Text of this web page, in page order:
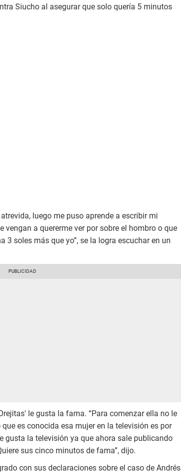
Siucho al asegurar que solo quería 5 minutos
luego me puso aprende a escribir mi
vengan a quererme ver por sobre el hombro o que
3 soles más que yo”, se la logra escuchar en un
le gusta la fama. “Para comenzar ella no le
es conocida esa mujer en la televisión es por
gusta la televisión ya que ahora sale publicando
sus cinco minutos de fama”, dijo.
con sus declaraciones sobre el caso de Andrés